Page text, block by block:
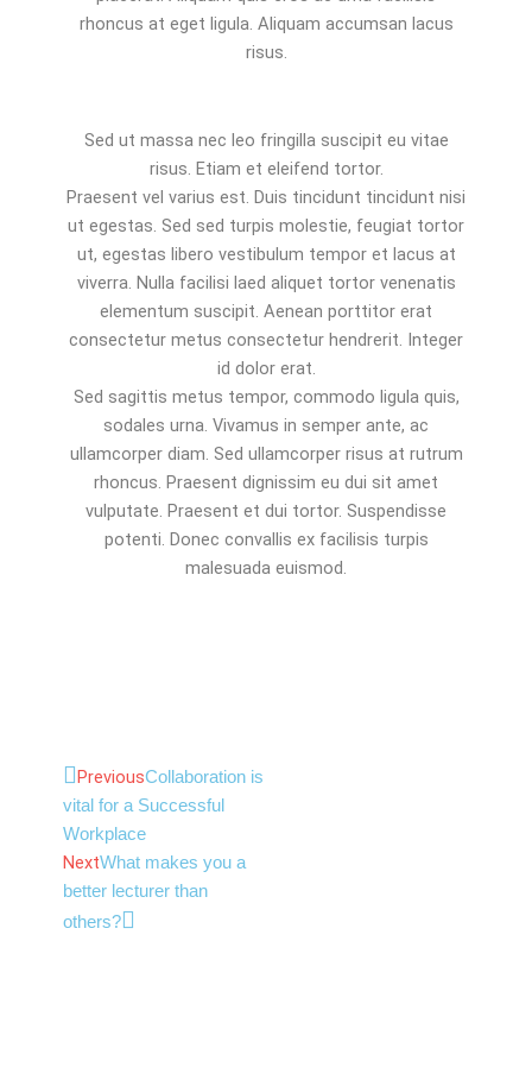
rhoncus at eget ligula. Aliquam accumsan lacus
risus.
Sed ut massa nec leo fringilla suscipit eu vitae
risus. Etiam et eleifend tortor.
Praesent vel varius est. Duis tincidunt tincidunt nisi
ut egestas. Sed sed turpis molestie, feugiat tortor
ut, egestas libero vestibulum tempor et lacus at
viverra. Nulla facilisi laed aliquet tortor venenatis
elementum suscipit. Aenean porttitor erat
consectetur metus consectetur hendrerit. Integer
id dolor erat.
Sed sagittis metus tempor, commodo ligula quis,
sodales urna. Vivamus in semper ante, ac
ullamcorper diam. Sed ullamcorper risus at rutrum
rhoncus. Praesent dignissim eu dui sit amet
vulputate. Praesent et dui tortor. Suspendisse
potenti. Donec convallis ex facilisis turpis
malesuada euismod.
PreviousCollaboration is
vital for a Successful
Workplace
NextWhat makes you a
better lecturer than
others?